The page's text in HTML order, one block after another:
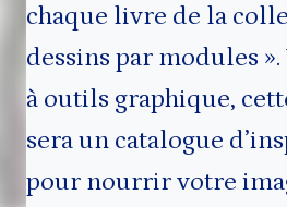
chaque livre de la
dessins par modules
à outils graphique,
sera un catalogue
pour nourrir votre